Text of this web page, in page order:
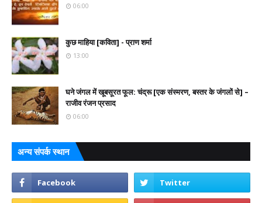
06:00
कुछ माहिया [कविता] - प्राण शर्मा
13:00
घने जंगल में खूबसूरत फूल: चंद्रू [एक संस्मरण, बस्तर के जंगलों से] –
राजीव रंजन प्रसाद
06:00
अन्य संपर्क स्थान